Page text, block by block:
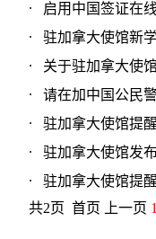
启用中国签证在
驻加拿大使馆新
关于驻加拿大使
请在加中国公民
驻加拿大使馆提
驻加拿大使馆发
驻加拿大使馆提
共2页 首页 上一页